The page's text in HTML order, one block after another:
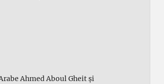
Ahmed Aboul Gheit şi